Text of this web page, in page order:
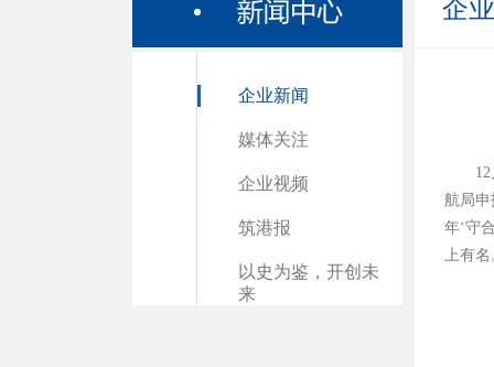
企业新闻
媒体关注
企业视频
筑港报
以史为鉴，开创未
来
企
航局申
年‘守
上有名